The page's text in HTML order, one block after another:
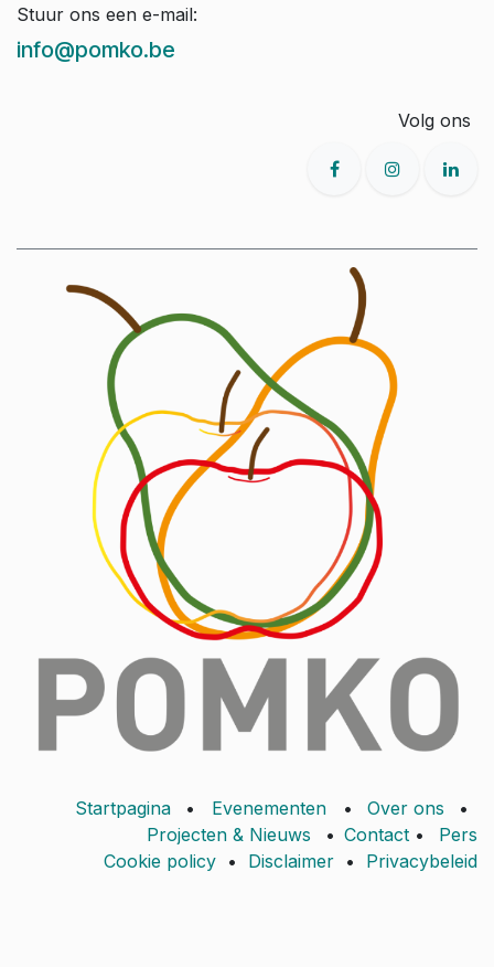
Stuur ons een e-mail:
info@pomko.be
Volg ons
Startpagina • Evenementen • Over ons
•
Projecten & Nieuws
• Contact •
Pers
Cookie policy • Disclaimer • Privacybeleid